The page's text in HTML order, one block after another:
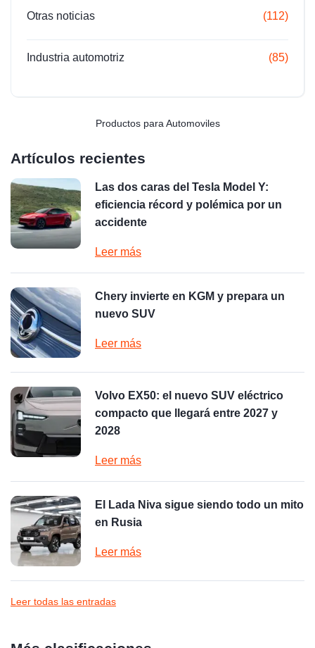
Otras noticias (112)
Industria automotriz (85)
Productos para Automoviles
Artículos recientes
Las dos caras del Tesla Model Y:
eficiencia récord y polémica por un
accidente
Leer más
Chery invierte en KGM y prepara un
nuevo SUV
Leer más
Volvo EX50: el nuevo SUV eléctrico
compacto que llegará entre 2027 y
2028
Leer más
El Lada Niva sigue siendo todo un mito
en Rusia
Leer más
Leer todas las entradas